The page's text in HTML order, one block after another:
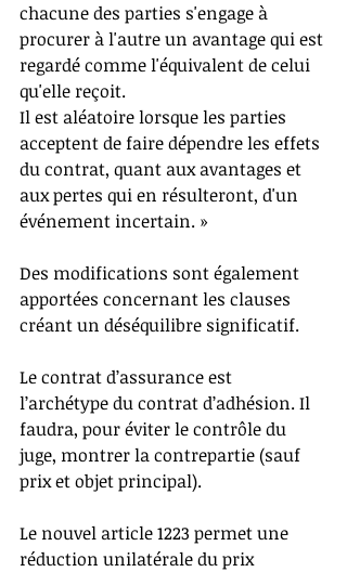
chacune des parties s'engage à
procurer à l'autre un avantage qui est
regardé comme l'équivalent de celui
qu'elle reçoit.
Il est aléatoire lorsque les parties
acceptent de faire dépendre les effets
du contrat, quant aux avantages et
aux pertes qui en résulteront, d'un
événement incertain. »
Des modifications sont également
apportées concernant les clauses
créant un déséquilibre significatif.
Le contrat d’assurance est
l’archétype du contrat d’adhésion. Il
faudra, pour éviter le contrôle du
juge, montrer la contrepartie (sauf
prix et objet principal).
Le nouvel article 1223 permet une
réduction unilatérale du prix